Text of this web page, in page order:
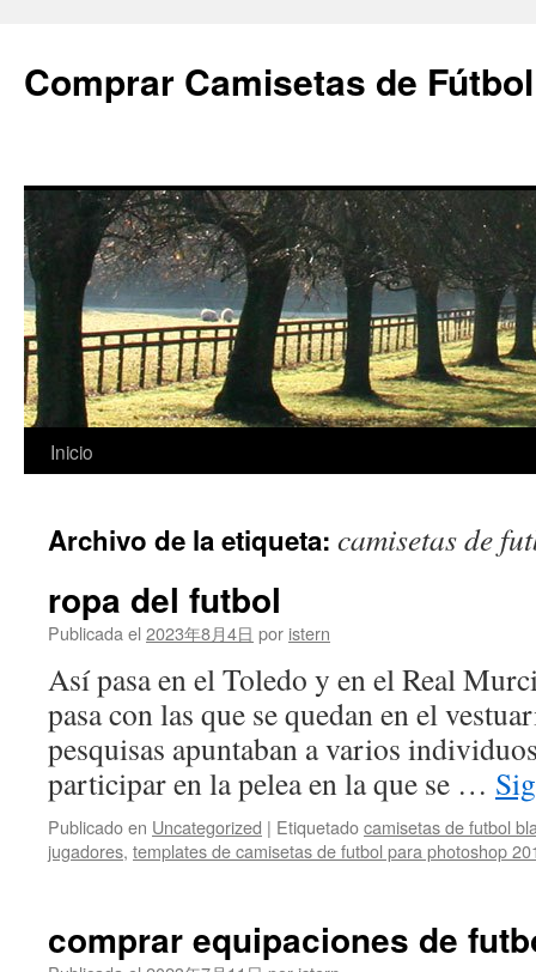
Comprar Camisetas de
Saltar
contenido
Inicio
Archivo de la etiqueta: camisetas de
ropa del futbol
Publicada el 2023年8月4日 por istern
Así pasa en el Toledo y en el Real
pasa con las que se quedan en el
pesquisas apuntaban a varios
participar en la pelea en la que se …
Publicado en Uncategorized | Etiquetadocamisetas de futbol
jugadores, templates de camisetas de futbol para photoshop
comprar equipaciones de